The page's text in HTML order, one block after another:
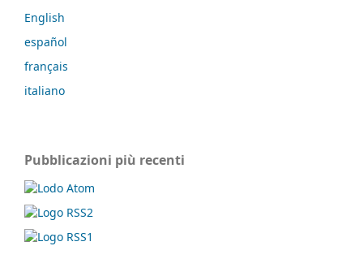
English
español
français
italiano
Pubblicazioni più recenti